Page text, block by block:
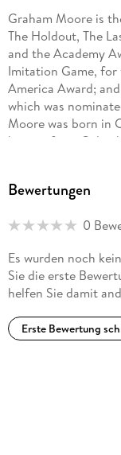
Graham Moore is
The Holdout, The
and the Academy
Imitation Game, for
America Award;
which was
Moore was born in
history from
Bewertungen
0
Es wurden noch
Sie die erste
helfen Sie damit
Erste Bewertung